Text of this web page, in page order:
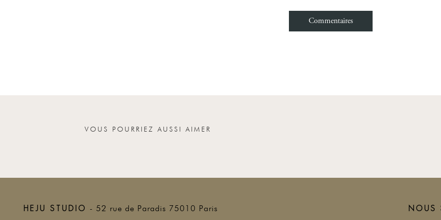
Commentaires
VOUS POURRIEZ AUSSI AIMER
HEJU STUDIO - 52 rue de Paradis 75010 Paris NOUS